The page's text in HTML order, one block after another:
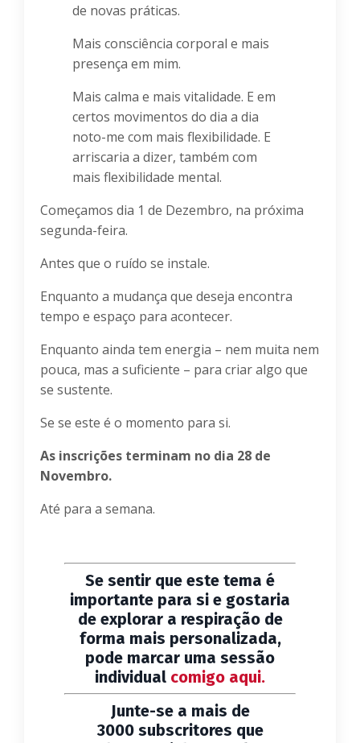
de novas práticas.
Mais consciência corporal e mais
presença em mim.
Mais calma e mais vitalidade. E em
certos movimentos do dia a dia
noto-me com mais flexibilidade. E
arriscaria a dizer, também com
mais flexibilidade mental.
Começamos dia 1 de Dezembro, na próxima
segunda-feira.
Antes que o ruído se instale.
Enquanto a mudança que deseja encontra
tempo e espaço para acontecer.
Enquanto ainda tem energia – nem muita nem
pouca, mas a suficiente – para criar algo que
se sustente.
Se se este é o momento para si.
As inscrições terminam no dia 28 de
Novembro.
Até para a semana.
Se sentir que este tema é
importante para si e gostaria
de explorar a respiração de
forma mais personalizada,
pode marcar uma sessão
individual comigo aqui.
Junte-se a mais de
3000 subscritores que